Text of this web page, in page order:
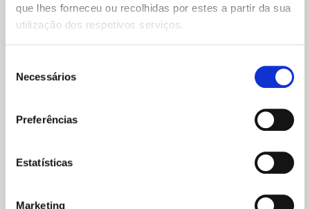
que lhes forneceu ou recolhidas por estes a partir da sua
utilização dos respetivos serviços.
Necessários
Preferências
Estatísticas
Marketing
15,15 €.13,63 €.